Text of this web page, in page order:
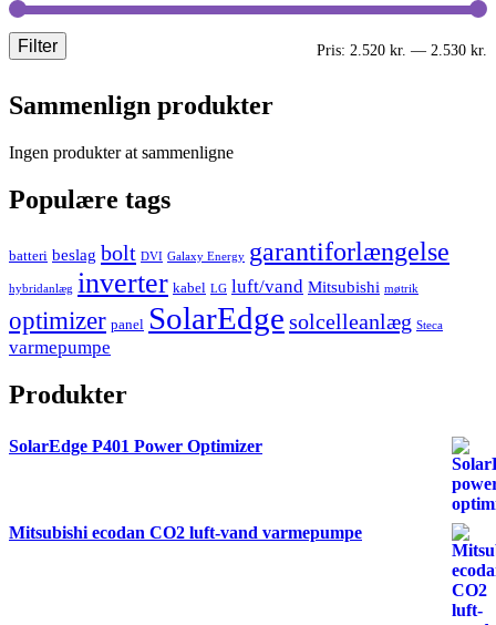
Filter Pris: 2.520 kr. — 2.530 kr.
Sammenlign produkter
Ingen produkter at sammenligne
Populære tags
batteri beslag bolt DVI Galaxy Energy garantiforlængelse
hybridanlæg inverter kabel LG luft/vand Mitsubishi møtrik
optimizer panel SolarEdge solcelleanlæg Steca
varmepumpe
Produkter
SolarEdge P401 Power Optimizer
Mitsubishi ecodan CO2 luft-vand varmepumpe